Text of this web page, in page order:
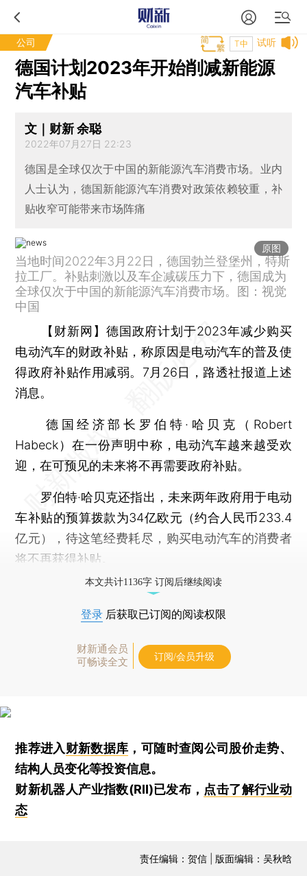
公司 试听
T中
德国计划2023年开始削减新能源
汽车补贴
文｜财新 余聪
2022年07月27日 22:23
德国是全球仅次于中国的新能源汽车消费市场。业内
人士认为，德国新能源汽车消费对政策依赖较重，补
贴收窄可能带来市场阵痛
原图
当地时间2022年3月22日，德国勃兰登堡州，特斯
拉工厂。补贴刺激以及车企减碳压力下，德国成为
全球仅次于中国的新能源汽车消费市场。图：视觉
中国
【财新网】 德国政府计划于2023年减少购买
电动汽车的财政补贴，称原因是电动汽车的普及使
得政府补贴作用减弱。7月26日，路透社报道上述
消息。
德国经济部长罗伯特·哈贝克（Robert
Habeck）在一份声明中称，电动汽车越来越受欢
迎，在可预见的未来将不再需要政府补贴。
罗伯特·哈贝克还指出，未来两年政府用于电动
车补贴的预算拨款为34亿欧元（约合人民币233.4
亿元），待这笔经费耗尽，购买电动汽车的消费者
将不再获得补贴。
本文共计1136字 订阅后继续阅读
登录 后获取已订阅的阅读权限
财新通会员
可畅读全文
订阅/会员升级
推荐进入财新数据库 ，可随时查阅公司股价走势、
结构人员变化等投资信息。
财新机器人产业指数(RII)已发布， 点击了解行业动
态
责任编辑：贺信 | 版面编辑：吴秋晗